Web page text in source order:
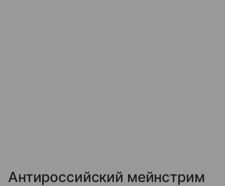
Антироссийский мейнстрим